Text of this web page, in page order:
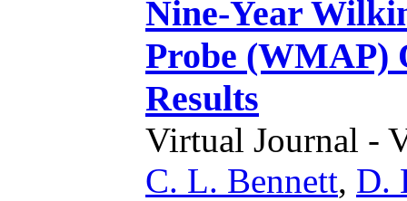
Nine-Year
Probe (WMAP)
Results
Virtual Journal -
C. L. Bennett, D.